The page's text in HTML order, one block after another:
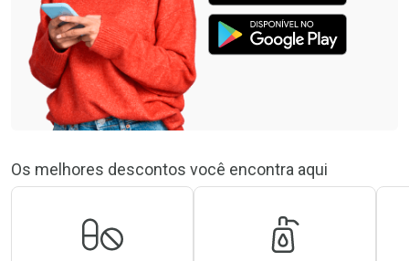
Os melhores descontos você encontra aqui